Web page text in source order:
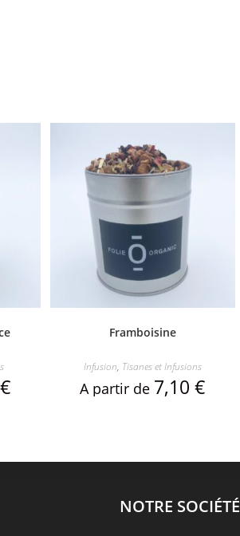
€
Framboisine
Infusion, Tisanes et Infusions
A partir de 7,10 €
NOTRE SOCIÉTÉ